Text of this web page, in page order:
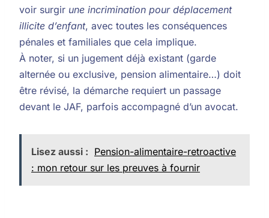
voir surgir une incrimination pour déplacement
illicite d’enfant, avec toutes les conséquences
pénales et familiales que cela implique.
À noter, si un jugement déjà existant (garde
alternée ou exclusive, pension alimentaire…) doit
être révisé, la démarche requiert un passage
devant le JAF, parfois accompagné d’un avocat.
Lisez aussi : Pension-alimentaire-retroactive
: mon retour sur les preuves à fournir